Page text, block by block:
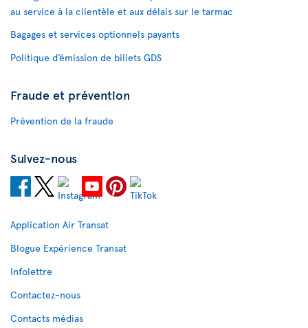
au service à la clientèle et aux délais sur le tarmac
Bagages et services optionnels payants
Politique d’émission de billets GDS
Fraude et prévention
Prévention de la fraude
Suivez-nous
Application Air Transat
Blogue Expérience Transat
Infolettre
Contactez-nous
Contacts médias